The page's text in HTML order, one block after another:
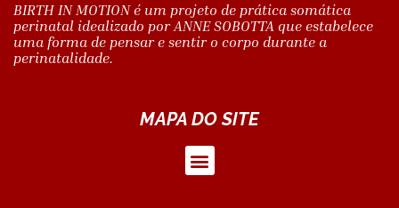
BIRTH IN MOTION é um projeto de prática somática
perinatal idealizado por ANNE SOBOTTA que estabelece
uma forma de pensar e sentir o corpo durante a
perinatalidade.
MAPA DO SITE